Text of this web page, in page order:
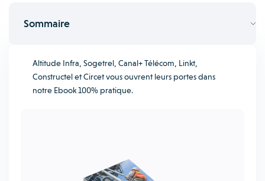
Sommaire
Altitude Infra, Sogetrel, Canal+ Télécom, Linkt,
Constructel et Circet vous ouvrent leurs portes dans
notre Ebook 100% pratique.